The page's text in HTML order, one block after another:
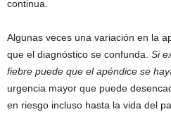
continua.
Algunas veces una variación en la
que el diagnóstico se confunda. Si
fiebre puede que el apéndice se
urgencia mayor que puede
en riesgo incluso hasta la vida del